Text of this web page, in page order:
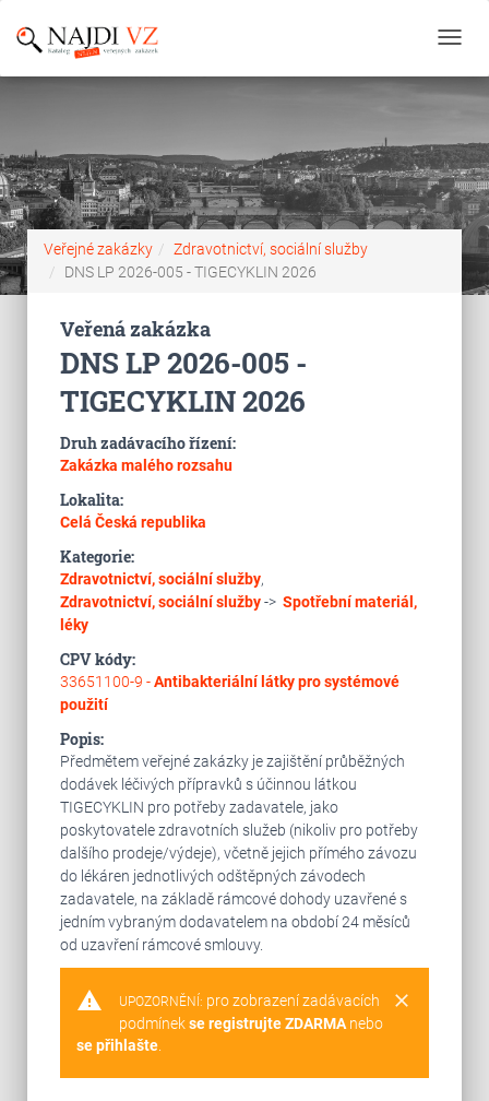
Veřejné zakázky
Zdravotnictví, sociální služby
DNS LP 2026-005 - TIGECYKLIN 2026
Veřená zakázka
DNS LP 2026-005 -
TIGECYKLIN 2026
Druh zadávacího řízení:
Zakázka malého rozsahu
Lokalita:
Celá Česká republika
Kategorie:
Zdravotnictví, sociální služby,
Zdravotnictví, sociální služby-> Spotřební materiál,
léky
CPV kódy:
33651100-9 -Antibakteriální látky pro systémové
použití
Popis:
Předmětem veřejné zakázky je zajištění průběžných
dodávek léčivých přípravků s účinnou látkou
TIGECYKLIN pro potřeby zadavatele, jako
poskytovatele zdravotních služeb (nikoliv pro potřeby
dalšího prodeje/výdeje), včetně jejich přímého závozu
do lékáren jednotlivých odštěpných závodech
zadavatele, na základě rámcové dohody uzavřené s
jedním vybraným dodavatelem na období 24 měsíců
od uzavření rámcové smlouvy.
warning clear
UPOZORNĚNÍ: pro zobrazení zadávacích
podmínekse registrujte ZDARMAnebo
se přihlašte.